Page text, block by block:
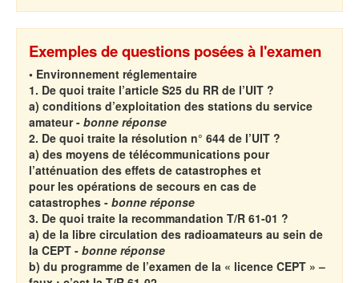
Exemples de questions posées à l'examen
• Environnement réglementaire
1. De quoi traite l’article S25 du RR de l’UIT ?
a) conditions d’exploitation des stations du service
amateur - bonne réponse
2. De quoi traite la résolution n° 644 de l’UIT ?
a) des moyens de télécommunications pour
l’atténuation des effets de catastrophes et
pour les opérations de secours en cas de
catastrophes - bonne réponse
3. De quoi traite la recommandation T/R 61-01 ?
a) de la libre circulation des radioamateurs au sein de
la CEPT - bonne réponse
b) du programme de l’examen de la « licence CEPT » –